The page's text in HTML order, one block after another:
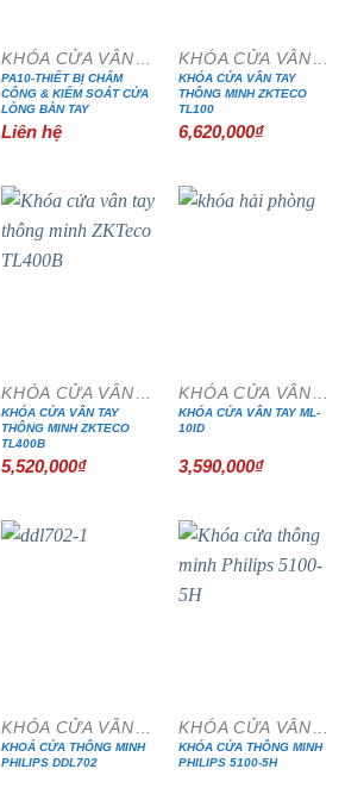
PA10-THIẾT BỊ CHẤM
CÔNG & KIỂM SOÁT CỬA
LÒNG BÀN TAY
Liên hệ
KHÓA CỬA VÂN TAY
THÔNG MINH ZKTECO
TL100
6,620,000₫
KHÓA CỬA VÂN TAY
THÔNG MINH ZKTECO
TL400B
5,520,000₫
KHÓA CỬA VÂN TAY ML-
10ID
3,590,000₫
KHOÁ CỬA THÔNG MINH
PHILIPS DDL702
KHÓA CỬA THÔNG MINH
PHILIPS 5100-5H